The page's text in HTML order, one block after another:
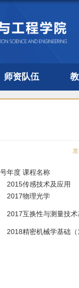
师资队伍
年度 课程名称
2015传感技术及应用
2017物理光学
2017互换性与测量技术
2018精密机械学基础（